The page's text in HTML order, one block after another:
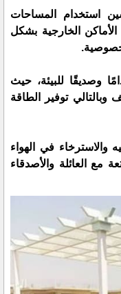
استخدام المساحات
الخارجية بشكل
وصديقًا للبيئة، حيث
توفير الطاقة
في الهواء
مع العائلة والأصدقاء